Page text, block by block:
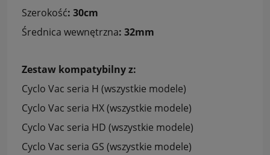
Szerokość: 30cm
Średnica wewnętrzna: 32mm
Zestaw kompatybilny z:
Cyclo Vac seria H (wszystkie modele)
Cyclo Vac seria HX (wszystkie modele)
Cyclo Vac seria HD (wszystkie modele)
Cyclo Vac seria GS (wszystkie modele)